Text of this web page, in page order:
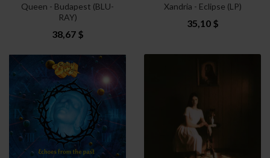
Queen - Budapest (BLU-
RAY)
38,67 $
Xandria - Eclipse (LP)
35,10 $